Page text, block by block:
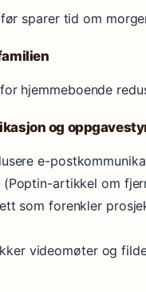
sparer tid om
hjemmeboende
og
e-
(Poptin-artikkel om
som forenkler
videomøter og